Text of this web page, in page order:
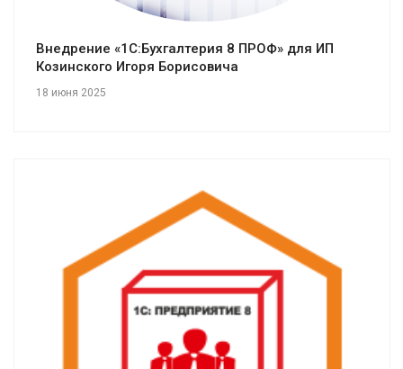
Внедрение «1С:Бухгалтерия 8 ПРОФ» для ИП
Козинского Игоря Борисовича
18 июня 2025
Смотреть проект